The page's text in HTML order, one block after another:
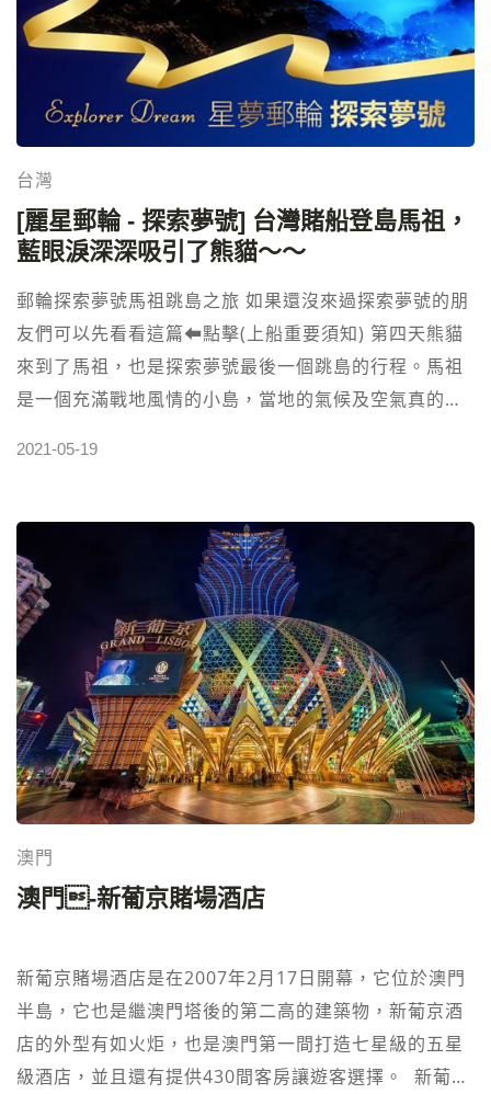
台灣
[麗星郵輪 - 探索夢號] 台灣賭船登島馬祖，
藍眼淚深深吸引了熊貓～～
郵輪探索夢號馬祖跳島之旅 如果還沒來過探索夢號的朋
友們可以先看看這篇⬅︎點擊(上船重要須知) 第四天熊貓
來到了馬祖，也是探索夢號最後一個跳島的行程。馬祖
是一個充滿戰地風情的小島，當地的氣候及空氣真的是
2021-05-19
澳門
澳門-新葡京賭場酒店
新葡京賭場酒店是在2007年2月17日開幕，它位於澳門
半島，它也是繼澳門塔後的第二高的建築物，新葡京酒
店的外型有如火炬，也是澳門第一間打造七星級的五星
級酒店，並且還有提供430間客房讓遊客選擇。 新葡京